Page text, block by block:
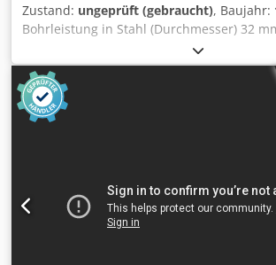
Zustand: ungeprüft (gebraucht), Baujahr:
Bohrleistung in Stahl (Durchmesser) 32
MK 4 Credpfx Aezb Raieb Rsf Grundplatte
Vorschub 4 m/min Maschinengewicht ca.
ca. 1800 x x1200 x 2480 m